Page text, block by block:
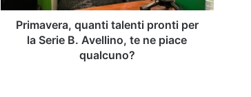
Avellino,
Primavera, quanti talenti pronti per
la Serie B. Avellino, te ne piace
qualcuno?